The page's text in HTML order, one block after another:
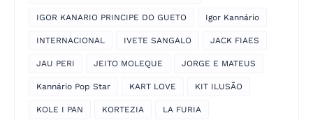
IGOR KANARIO PRINCIPE DO GUETO Igor Kannário
INTERNACIONAL IVETE SANGALO JACK FIAES
JAU PERI JEITO MOLEQUE JORGE E MATEUS
Kannário Pop Star KART LOVE KIT ILUSÃO
KOLE I PAN KORTEZIA LA FURIA